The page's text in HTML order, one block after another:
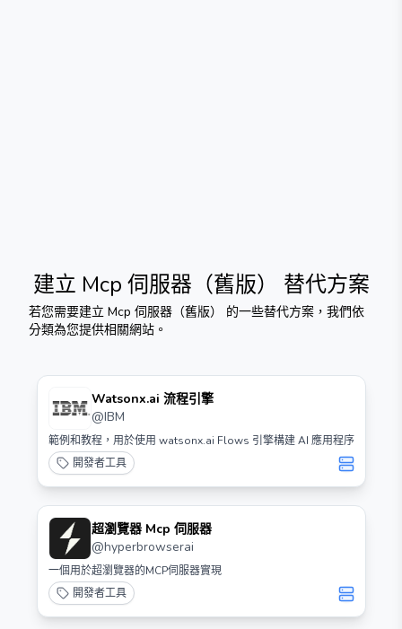
建立 Mcp 伺服器（舊版） 替代方案
若您需要建立 Mcp 伺服器（舊版）
的一些替代方案，我們依
分類為您提供相關網站。
Watsonx.ai 流程引擎
@IBM
範例和教程，用於使用 watsonx.ai Flows 引擎構建 AI 應用程序
開發者工具
超瀏覽器 Mcp 伺服器
@hyperbrowserai
一個用於超瀏覽器的MCP伺服器實現
開發者工具